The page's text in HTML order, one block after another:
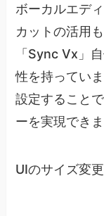
ボーカルエデ
カットの活用
「Sync Vx」
性を持ってい
設定すること
ーを実現できま
UIのサイズ変